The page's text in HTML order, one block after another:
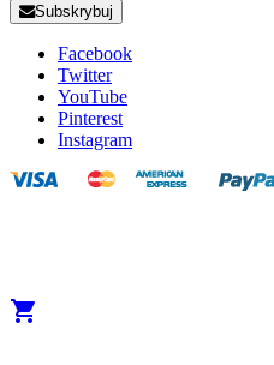
Subskrybuj
Facebook
Twitter
YouTube
Pinterest
Instagram
